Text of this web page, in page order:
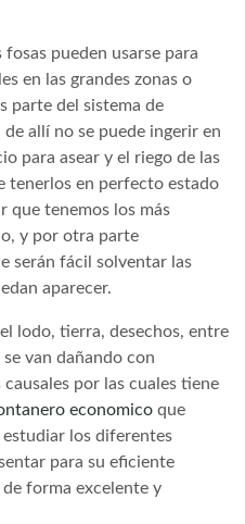
pueden usarse para
en las grandes zonas o
parte del sistema de
allí no se puede ingerir en
para asear y el riego de las
tenerlos en perfecto estado
que tenemos los más
y por otra parte
serán fácil solventar las
aparecer.
lodo, tierra, desechos, entre
van dañando con
por las cuales tiene
economico que
los diferentes
para su eficiente
forma excelente y